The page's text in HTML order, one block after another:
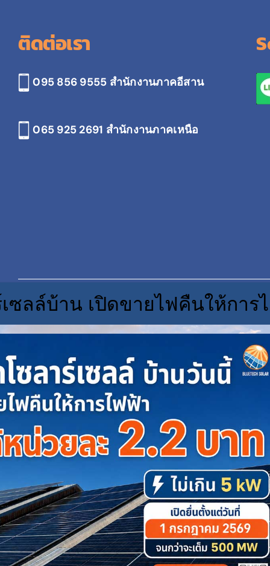
ติดต่อเรา
095 856 9555 สำนักงานภาคอีสาน
065 925 2691 สำนักงานภาคเหนือ
ซลล์บ้าน เปิดขายไฟคืนให้การ